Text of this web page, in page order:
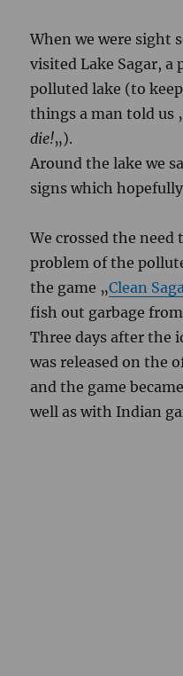
When we were sight
visited Lake Sagar, a
polluted lake (to
things a man told us
die!„).
Around the lake we
signs which
We crossed the
problem of the
the game „Clean
fish out garbage
Three days after the
was released on the
and the game
well as with Indian